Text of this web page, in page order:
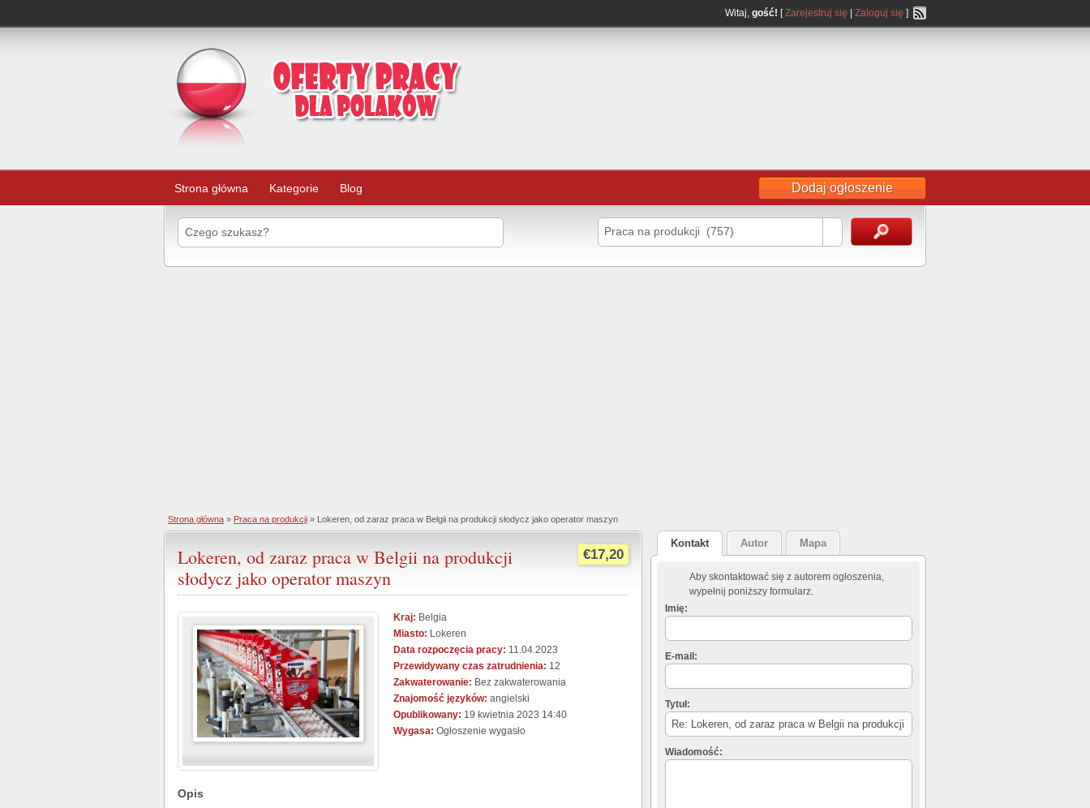
Witaj, gość! [Zarejestruj się Zaloguj się ]
Strona główna Kategorie Blog Dodaj ogłoszenie
Praca na produkcji (757)
Strona główna » Praca na produkcji » Lokeren, od zaraz praca w Belgii na produkcji słodycz jako operator maszyn
€17,20
Lokeren, od zaraz praca w Belgii na produkcji
słodycz jako operator maszyn
Kraj: Belgia
Miasto: Lokeren
Data rozpoczęcia pracy: 11.04.2023
Przewidywany czas zatrudnienia: 12
Zakwaterowanie: Bez zakwaterowania
Znajomość języków: angielski
Opublikowany: 19 kwietnia 2023 14:40
Wygasa: Ogłoszenie wygasło
Opis
Kontakt Autor Mapa
Aby skontaktować się z autorem ogłoszenia,
wypełnij poniższy formularz.
Imię:
E-mail:
Tytuł:
Wiadomość: